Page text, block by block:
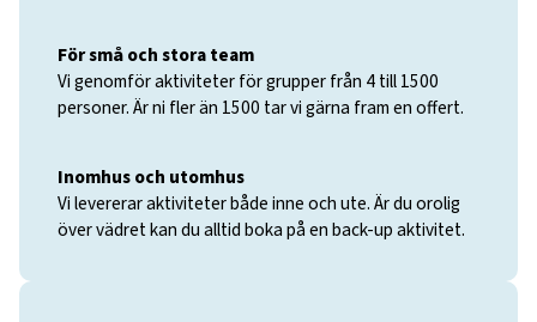
För små och stora team
Vi genomför aktiviteter för grupper från 4 till 1500
personer. Är ni fler än 1500 tar vi gärna fram en offert.
Inomhus och utomhus
Vi levererar aktiviteter både inne och ute. Är du orolig
över vädret kan du alltid boka på en back-up aktivitet.